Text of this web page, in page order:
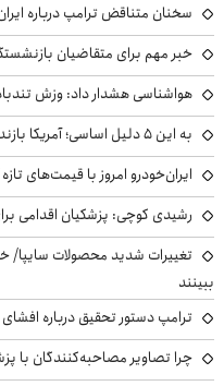
سخنان متناقض ترامپ درباره
خبر مهم برای متقاضیان بازنشستگی: این افراد
هواشناسی هشدار داد: وزش تندباد،
به این ۵ دلیل اساسی؛ آمریکا بازنده جنگ ایران است
ایران‌خودرو امروز با قیمت‌های تازه آمد/
رشیدی کوچی: پزشکیان اقدامی
ببینند
ترامپ دستور تحقیق درباره
چرا تصاویر مصاحبه‌کنندگان با